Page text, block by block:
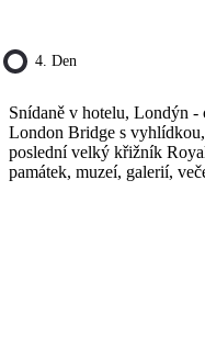
4. Den
Snídaně v hotelu, Londýn -
London Bridge s
poslední velký křižník
památek, muzeí, galerií,